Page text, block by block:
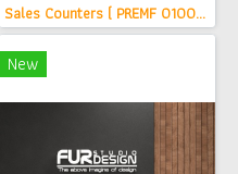
Sales Counters ( PREMF 01001 ) (copy)
New